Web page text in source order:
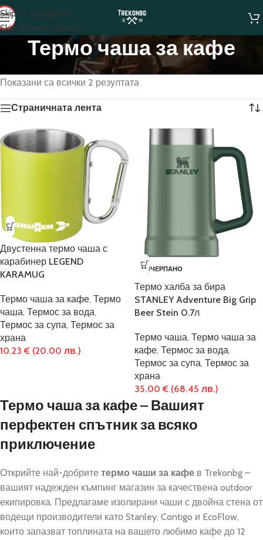
Skip to navigation
Skip to main content
Термо чаша за кафе
Термо чаша за кафе
Показани са всички 2 резултата
Страничната лента
Двустенна термо чаша с
карабинер LEGEND
KARAMUG
Термо чаша за кафе, Термо
чаша, Термос за вода,
Термос за супа, Термос за
храна
10.23€ (20.00 лв.)
ИЗЧЕРПАНО
Термо халба за бира
STANLEY Adventure Big Grip
Beer Stein 0.7л
Термо чаша, Термо чаша за
кафе, Термос за вода,
Термос за супа, Термос за
храна
35.00€ (68.45 лв.)
Термо чаша за кафе – Вашият
перфектен спътник за всяко
приключение
Открийте най-добрите термо чаши за кафе в Trekonbg –
вашият надежден къмпинг магазин за качествена outdoor
екипировка. Предлагаме изолирани чаши с двойна стена от
водещи производители като Stanley, Contigo и EcoFlow,
които запазват топлината на вашето любимо кафе до 12